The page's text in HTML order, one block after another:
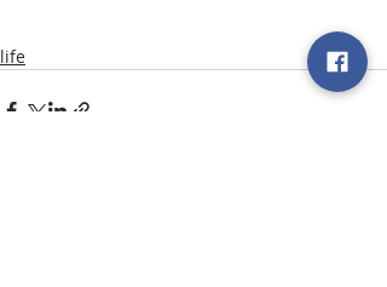
life